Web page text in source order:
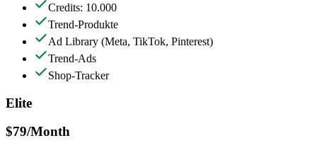
Credits: 10.000
Trend-Produkte
Ad Library (Meta, TikTok, Pinterest)
Trend-Ads
Shop-Tracker
Elite
$79/Month